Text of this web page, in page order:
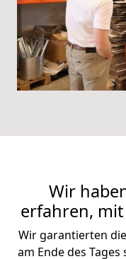
Wir
erfahren,
Wir garantierten
am Ende des